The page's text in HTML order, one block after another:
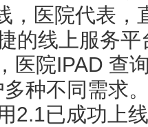
，医院代表，
的线上服务平
医院IPAD 查
种不同需求
2.1已成功上